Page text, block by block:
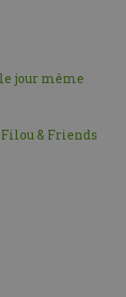
jour même
& Friends